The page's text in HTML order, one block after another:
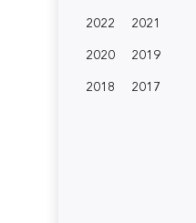
2022
2021
2020
2019
2018
2017